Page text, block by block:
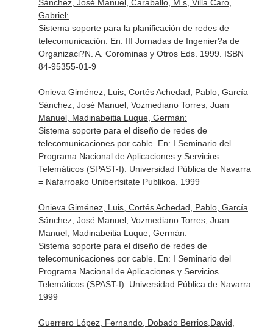
Sánchez, José Manuel, Caraballo, M.s, Villa Caro,
Gabriel:
Sistema soporte para la planificación de redes de
telecomunicación. En: III Jornadas de Ingenier?a de
Organizaci?N . A. Corominas y Otros Eds. 1999. ISBN
84-95355-01-9
Onieva Giménez, Luis, Cortés Achedad, Pablo, García
Sánchez, José Manuel, Vozmediano Torres, Juan
Manuel, Madinabeitia Luque, Germán:
Sistema soporte para el diseño de redes de
telecomunicaciones por cable. En: I Seminario del
Programa Nacional de Aplicaciones y Servicios
Telemáticos (SPAST-I) . Universidad Pública de Navarra
= Nafarroako Unibertsitate Publikoa. 1999
Onieva Giménez, Luis, Cortés Achedad, Pablo, García
Sánchez, José Manuel, Vozmediano Torres, Juan
Manuel, Madinabeitia Luque, Germán:
Sistema soporte para el diseño de redes de
telecomunicaciones por cable. En: I Seminario del
Programa Nacional de Aplicaciones y Servicios
Telemáticos (SPAST-I) . Universidad Pública de Navarra.
1999
Guerrero López, Fernando, Dobado Berrios,David,